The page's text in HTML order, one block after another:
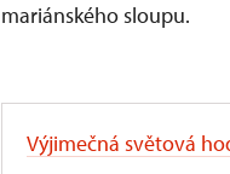
mariánského sloupu.
Výjimečná světová